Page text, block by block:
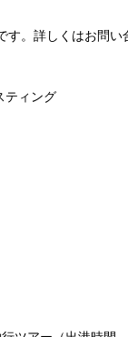
。詳しくはお問い
ティング